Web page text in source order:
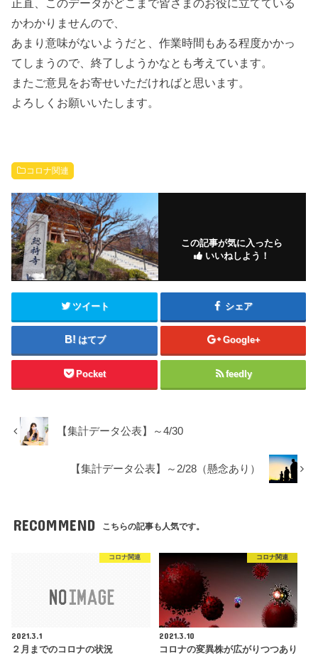
正直、このデータがどこまで皆さまのお役に立てている
かわかりませんので、
あまり意味がないようだと、作業時間もある程度かかっ
てしまうので、終了しようかなとも考えています。
またご意見をお寄せいただければと思います。
よろしくお願いいたします。
コロナ関連
この記事が気に入ったら
いいねしよう！
ツイート シェア
はてブ Google+
Pocket feedly
【集計データ公表】～4/30
【集計データ公表】～2/28（懸念あり）
RECOMMEND こちらの記事も人気です。
コロナ関連
2021.3.1
２月までのコロナの状況
コロナ関連
2021.3.10
コロナの変異株が広がりつつあり